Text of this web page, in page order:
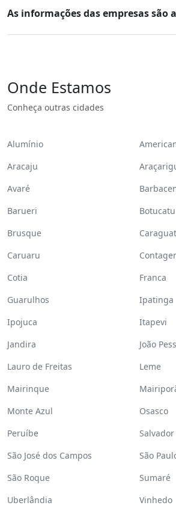
As informações das empresas são
Onde Estamos
Conheça outras cidades
Alumínio
Aracaju
Avaré
Barueri
Botucatu
Brusque
Caruaru
Cotia
Franca
Guarulhos
Ipatinga
Ipojuca
Itapevi
Jandira
João
Lauro de Freitas
Leme
Mairinque
Monte Azul
Osasco
Peruíbe
Salvador
São José dos Campos
São
São Roque
Sumaré
Uberlândia
Vinhedo